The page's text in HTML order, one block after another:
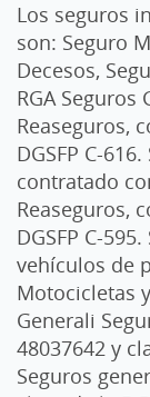
Los seguros
son: Seguro
Decesos,
RGA Seguros
Reaseguros,
DGSFP C-
contratado
Reaseguros,
DGSFP C-
vehículos de
Motocicletas
Generali
48037642 y
Seguros